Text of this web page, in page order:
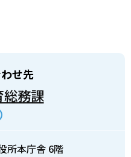
せ先
務課
所本庁舎 6階